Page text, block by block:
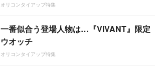
オリコンタイアップ特集
一番似合う登場人物は…『VIVANT』限定
ウオッチ
オリコンタイアップ特集